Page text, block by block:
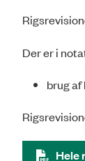
Der er i
brug
Hele